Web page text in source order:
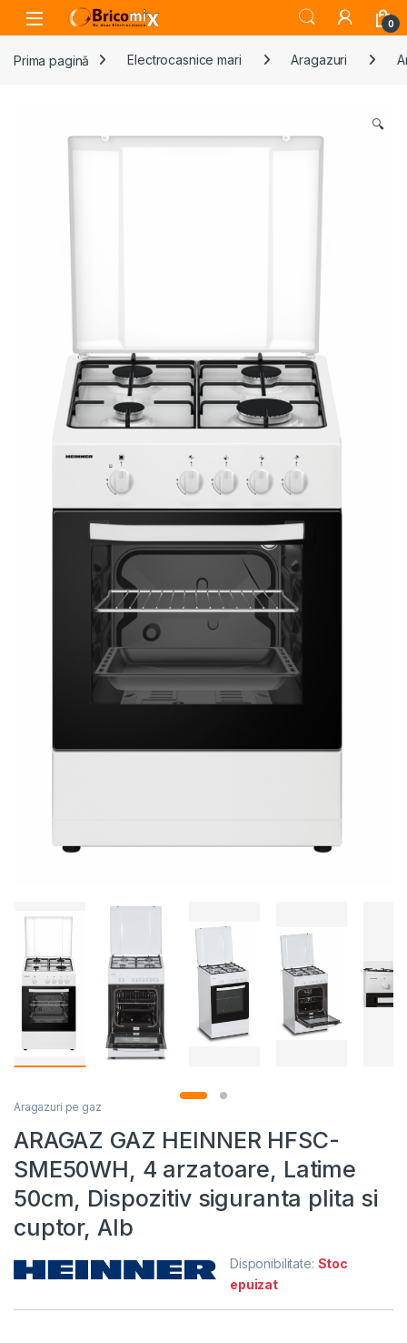
Skip to navigation
Skip to content
Open 0
Prima pagină Electrocasnice mari Aragazuri
🔍
Aragazuri pe gaz
ARAGAZ GAZ HEINNER HFSC-
SME50WH, 4 arzatoare, Latime
50cm, Dispozitiv siguranta plita si
cuptor, Alb
Disponibilitate: Stoc
epuizat